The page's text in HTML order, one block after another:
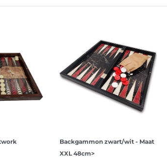
Backgammon zwart/wit - Maat
XXL 48cm>